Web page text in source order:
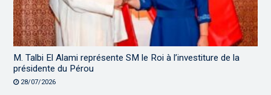
M. Talbi El Alami représente SM le Roi à l’investiture de la
présidente du Pérou
28/07/2026